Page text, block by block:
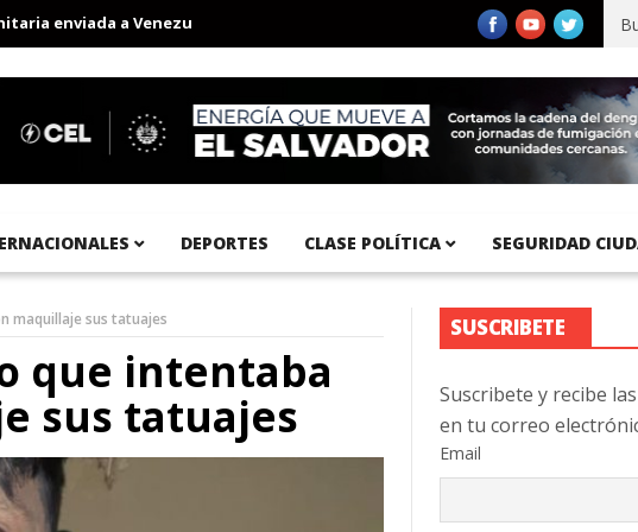
enviada a Venezuela Aeropuerto Internacional del Pacífico registra 92 %
DEPORTES CLASE POLÍTICA SEGURIDAD
maquillaje sus tatuajes
que intentaba
sus tatuajes
SUSCRIBETE
Suscribete y recibe
en tu correo
Email